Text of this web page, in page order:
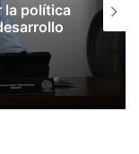
la política